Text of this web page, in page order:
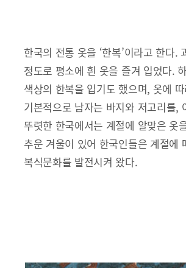
한국의 전통 옷을 ‘한복’이라고 한다.
정도로 평소에 흰 옷을 즐겨 입었다.
색상의 한복을 입기도 했으며, 옷에
기본적으로 남자는 바지와 저고리를,
뚜렷한 한국에서는 계절에 알맞은 옷
추운 겨울이 있어 한국인들은 계절에
복식문화를 발전시켜 왔다.